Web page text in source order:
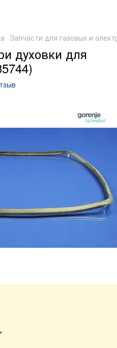
Запчасти для газовых и
духовки для